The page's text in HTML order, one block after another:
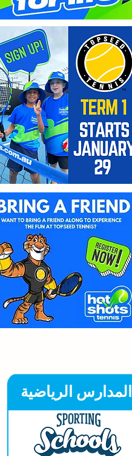
المدارس الرياضية